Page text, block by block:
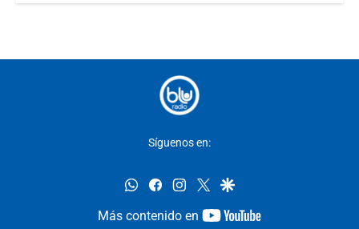
Síguenos en:
whatsappfacebookinstagram
twittergoogle
Más contenido en
youtube-